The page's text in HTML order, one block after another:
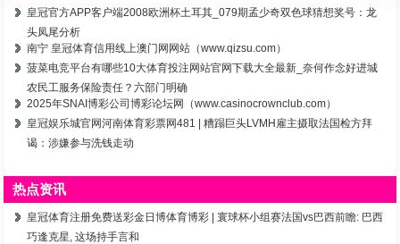
皇冠官方APP客户端2008欧洲杯土耳其_079期孟少奇双色球猜想奖号：龙
头凤尾分析
南宁 皇冠体育信用线上澳门网网站（www.qizsu.com）
菠菜电竞平台有哪些10大体育投注网站官网下载大全最新_奈何作念好进城
农民工服务保险责任？六部门明确
2025年SNAI博彩公司博彩论坛网（www.casinocrownclub.com）
皇冠娱乐城官网河南体育彩票网481 | 糟蹋巨头LVMH雇主摄取法国检方拜
谒：涉嫌参与洗钱走动
热点资讯
皇冠体育注册免费送彩金日博体育博彩 | 寰球杯小组赛法国vs巴西前瞻: 巴西
巧逢克星, 这场持手言和